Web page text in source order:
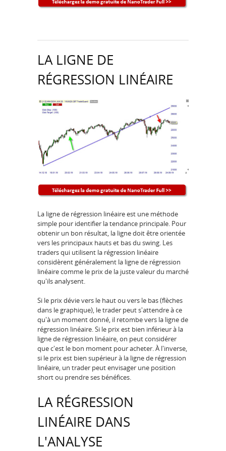
LA LIGNE DE
RÉGRESSION LINÉAIRE
La ligne de régression linéaire est une méthode
simple pour identifier la tendance principale. Pour
obtenir un bon résultat, la ligne doit être orientée
vers les principaux hauts et bas du swing. Les
traders qui utilisent la régression linéaire
considèrent généralement la ligne de régression
linéaire comme le prix de la juste valeur du marché
qu'ils analysent.
Si le prix dévie vers le haut ou vers le bas (flèches
dans le graphique), le trader peut s'attendre à ce
qu'à un moment donné, il retombe vers la ligne de
régression linéaire. Si le prix est bien inférieur à la
ligne de régression linéaire, on peut considérer
que c'est le bon moment pour acheter. À l'inverse,
si le prix est bien supérieur à la ligne de régression
linéaire, un trader peut envisager une position
short ou prendre ses bénéfices.
LA RÉGRESSION
LINÉAIRE DANS
L'ANALYSE